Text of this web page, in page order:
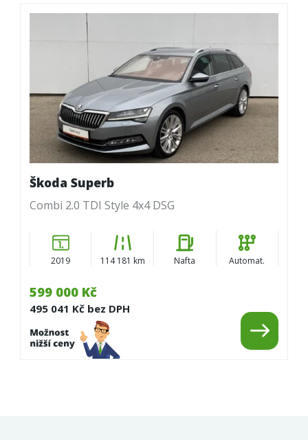
599 000 Kč
495 041 Kč bez DPH
Škoda Superb
Combi 2.0 TDI Style 4x4 DSG
2019 114 181 km Nafta Automat.